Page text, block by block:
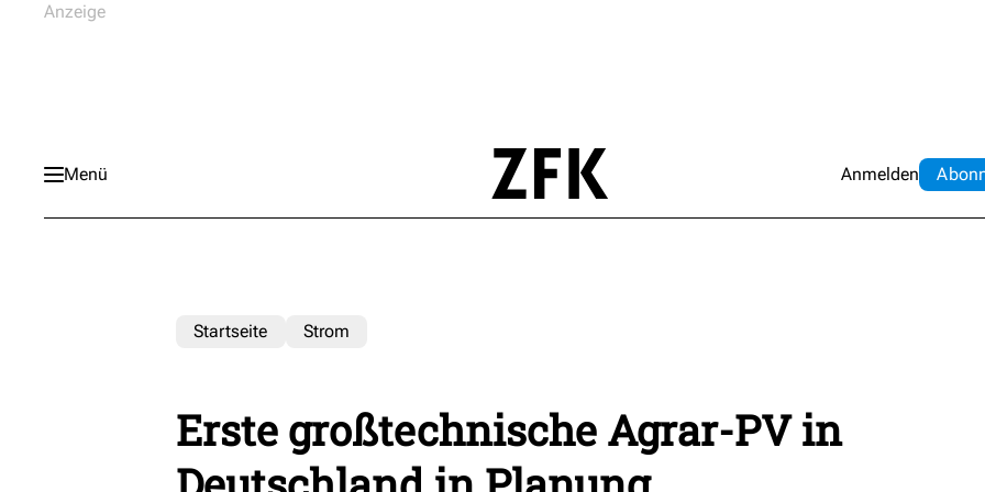
Menü Anmelden Abo
Startseite Strom
Erste großtechnische Agrar-PV in